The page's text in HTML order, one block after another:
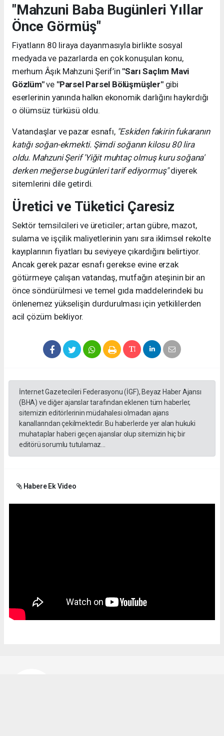
"Mahzuni Baba Bugünleri Yıllar
Önce Görmüş"
Fiyatların 80 liraya dayanmasıyla birlikte sosyal
medyada ve pazarlarda en çok konuşulan konu,
merhum Âşık Mahzuni Şerif’in "Sarı Saçlım Mavi
Gözlüm"ve "Parsel Parsel Bölüşmüşler"gibi
eserlerinin yanında halkın ekonomik darlığını haykırdığı
o ölümsüz türküsü oldu.
Vatandaşlar ve pazar esnafı, "Eskiden fakirin fukaranın
katığı soğan-ekmekti. Şimdi soğanın kilosu 80 lira
oldu. Mahzuni Şerif 'Yiğit muhtaç olmuş kuru soğana'
derken meğerse bugünleri tarif ediyormuş"diyerek
sitemlerini dile getirdi.
Üretici ve Tüketici Çaresiz
Sektör temsilcileri ve üreticiler; artan gübre, mazot,
sulama ve işçilik maliyetlerinin yanı sıra iklimsel rekolte
kayıplarının fiyatları bu seviyeye çıkardığını belirtiyor.
Ancak gerek pazar esnafı gerekse evine erzak
götürmeye çalışan vatandaş, mutfağın ateşinin bir an
önce söndürülmesi ve temel gıda maddelerindeki bu
önlenemez yükselişin durdurulması için yetkililerden
acil çözüm bekliyor.
İnternet Gazetecileri Federasyonu (İGF), Beyaz Haber Ajansı
(BHA) ve diğer ajanslar tarafından eklenen tüm haberler,
sitemizin editörlerinin müdahalesi olmadan ajans
kanallarından çekilmektedir. Bu haberlerde yer alan hukuki
muhataplar haberi geçen ajanslar olup sitemizin hiç bir
editörü sorumlu tutulamaz...
Habere Ek Video